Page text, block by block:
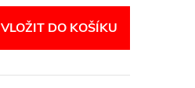
VLOŽIT DO KOŠÍKU